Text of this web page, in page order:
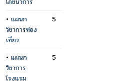
• แผนก
วิชาการท่อง
เที่ยว
5
• แผนก
วิชาการ
โรงแรม
5